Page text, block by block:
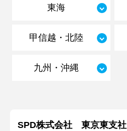
東海
甲信越・北陸
九州・沖縄
SPD株式会社 東京東支社